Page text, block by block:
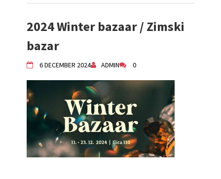
2024 Winter bazaar / Zimski
bazar
6 DECEMBER 2024 ADMIN 0